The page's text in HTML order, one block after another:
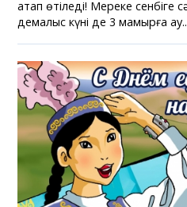
атап өтіледі! Мереке сенбіге
демалыс күні де 3 мамырға